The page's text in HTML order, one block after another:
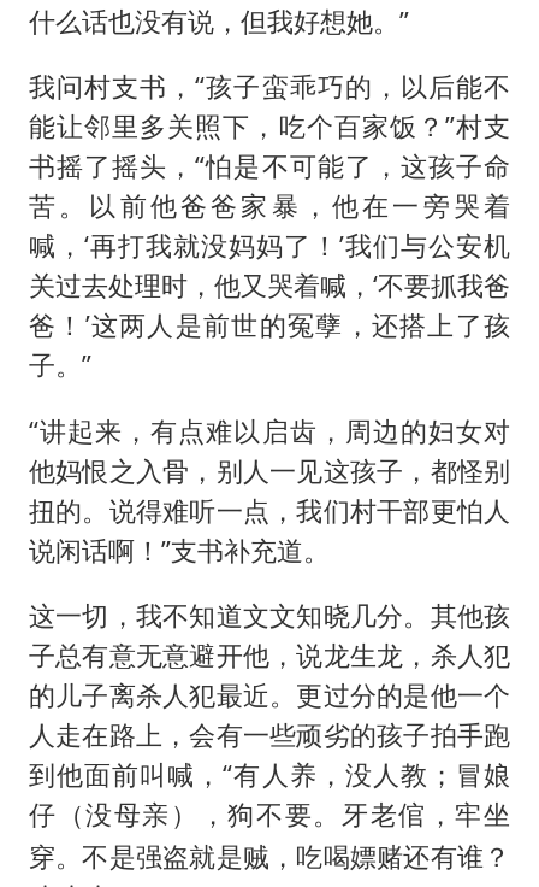
什么话也没有说，但我好想她。”
我问村支书，“孩子蛮乖巧的，以后能不
能让邻里多关照下，吃个百家饭？”村支
书摇了摇头，“怕是不可能了，这孩子命
苦。以前他爸爸家暴，他在一旁哭着
喊，‘再打我就没妈妈了！’我们与公安机
关过去处理时，他又哭着喊，‘不要抓我爸
爸！’这两人是前世的冤孽，还搭上了孩
子。”
“讲起来，有点难以启齿，周边的妇女对
他妈恨之入骨，别人一见这孩子，都怪别
扭的。说得难听一点，我们村干部更怕人
说闲话啊！”支书补充道。
这一切，我不知道文文知晓几分。其他孩
子总有意无意避开他，说龙生龙，杀人犯
的儿子离杀人犯最近。更过分的是他一个
人走在路上，会有一些顽劣的孩子拍手跑
到他面前叫喊，“有人养，没人教；冒娘
仔 （没母亲）
，狗不要。牙老倌，牢坐
穿。不是强盗就是贼，吃喝嫖赌还有谁？